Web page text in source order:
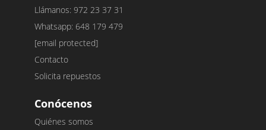
Llámanos: 972 23 37 31
Whatsapp: 648 179 479
[email protected]
Contacto
Solicita repuestos
Conócenos
Quiénes somos